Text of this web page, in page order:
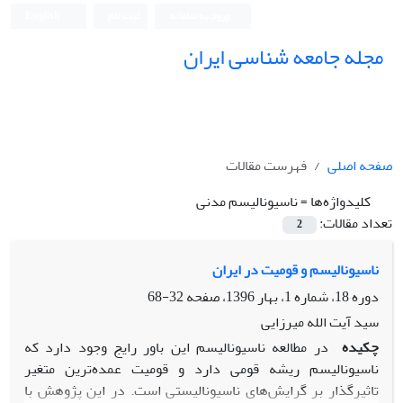
مجله جامعه شناسی ایران
صفحه اصلی
فهرست مقالات
کلیدواژه‌ها =ناسیونالیسم مدنی
تعداد مقالات:
2
ناسیونالیسم و قومیت در ایران
دوره 18، شماره 1، بهار 1396، صفحه
32-68
سید آیت الله میرزایی
چکیده در مطالعه ناسیونالیسم این باور رایج وجود دارد که
ناسیونالیسم ریشه قومی دارد و قومیت عمده‌ترین متغیر
تاثیرگذار بر گرایش‌های ناسیونالیستی است. در این پژوهش با